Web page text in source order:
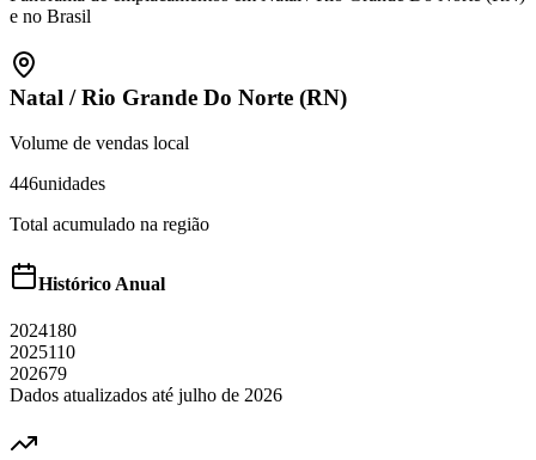
e no Brasil
Natal /Rio Grande Do Norte (RN)
Volume de vendas local
446unidades
Total acumulado na região
Histórico Anual
2024180
2025110
202679
Dados atualizados até julho de 2026